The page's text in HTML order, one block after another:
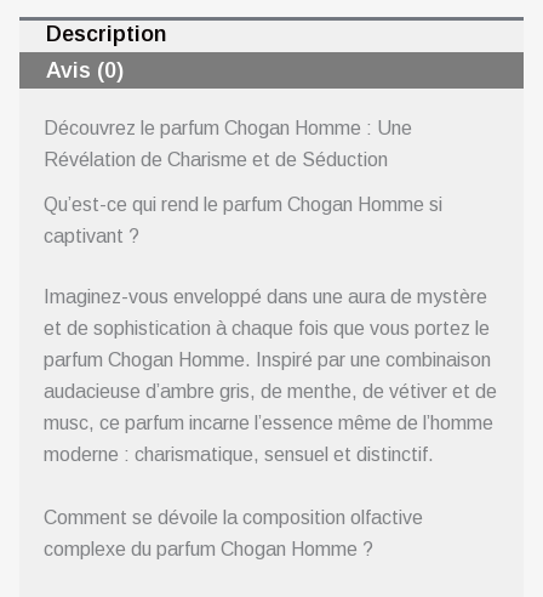
Description
Avis (0)
Découvrez le parfum Chogan Homme : Une
Révélation de Charisme et de Séduction
Qu’est-ce qui rend le parfum Chogan Homme si
captivant ?
Imaginez-vous enveloppé dans une aura de mystère
et de sophistication à chaque fois que vous portez le
parfum Chogan Homme. Inspiré par une combinaison
audacieuse d’ambre gris, de menthe, de vétiver et de
musc, ce parfum incarne l’essence même de l’homme
moderne : charismatique, sensuel et distinctif.
Comment se dévoile la composition olfactive
complexe du parfum Chogan Homme ?